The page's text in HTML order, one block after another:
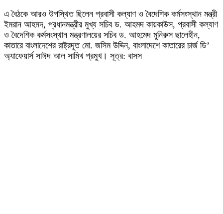
এ বৈঠকে আরও উপস্থিত ছিলেন প্রবাসী কল্যাণ ও বৈদেশিক কর্মসংস্থান মন্ত্রী
ইমরান আহমদ, প্রধানমন্ত্রীর মুখ্য সচিব ড. আহমদ কায়কাউস, প্রবাসী কল্যাণ
ও বৈদেশিক কর্মসংস্থান মন্ত্রণালয়ের সচিব ড. আহমেদ মুনিরুস ছালেহীন,
কাতারে বাংলাদেশের রাষ্ট্রদূত মো. জসিম উদ্দিন, বাংলাদেশে কাতারের চার্জ ডি’
অ্যাফেয়ার্স সাঈদ আল সামিখ প্রমুখ। সূত্র: বাসস